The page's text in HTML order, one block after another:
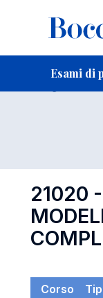
Esami di
21020
Corso